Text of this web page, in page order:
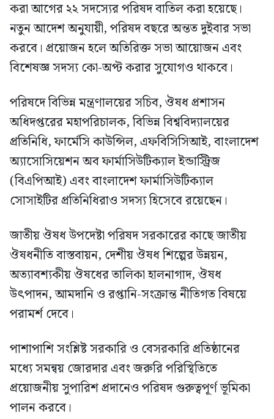
করা আগের ২২ সদস্যের পরিষদ বাতিল করা হয়েছে।
নতুন আদেশ অনুযায়ী, পরিষদ বছরে অন্তত দুইবার সভা
করবে। প্রয়োজন হলে অতিরিক্ত সভা আয়োজন এবং
বিশেষজ্ঞ সদস্য কো-অপ্ট করার সুযোগও থাকবে।
পরিষদে বিভিন্ন মন্ত্রণালয়ের সচিব, ঔষধ প্রশাসন
অধিদপ্তরের মহাপরিচালক, বিভিন্ন বিশ্ববিদ্যালয়ের
প্রতিনিধি, ফার্মেসি কাউন্সিল, এফবিসিসিআই, বাংলাদেশ
অ্যাসোসিয়েশন অব ফার্মাসিউটিক্যাল ইন্ডাস্ট্রিজ
(বিএপিআই) এবং বাংলাদেশ ফার্মাসিউটিক্যাল
সোসাইটির প্রতিনিধিরাও সদস্য হিসেবে রয়েছেন।
জাতীয় ঔষধ উপদেষ্টা পরিষদ সরকারের কাছে জাতীয়
ঔষধনীতি বাস্তবায়ন, দেশীয় ঔষধ শিল্পের উন্নয়ন,
অত্যাবশ্যকীয় ঔষধের তালিকা হালনাগাদ, ঔষধ
উৎপাদন, আমদানি ও রপ্তানি-সংক্রান্ত নীতিগত বিষয়ে
পরামর্শ দেবে।
পাশাপাশি সংশ্লিষ্ট সরকারি ও বেসরকারি প্রতিষ্ঠানের
মধ্যে সমন্বয় জোরদার এবং জরুরি পরিস্থিতিতে
প্রয়োজনীয় সুপারিশ প্রদানেও পরিষদ গুরুত্বপূর্ণ ভূমিকা
পালন করবে।